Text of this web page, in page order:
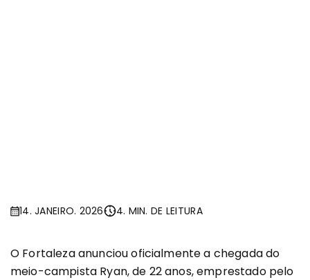
14. JANEIRO. 2026 4. MIN. DE LEITURA
O Fortaleza anunciou oficialmente a chegada do
meio-campista Ryan, de 22 anos, emprestado pelo